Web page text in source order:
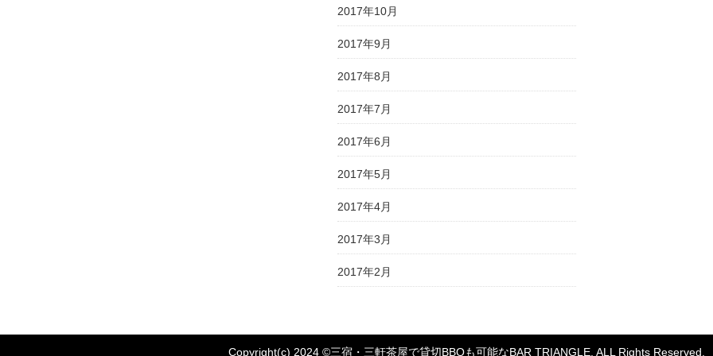
2017年10月
2017年9月
2017年8月
2017年7月
2017年6月
2017年5月
2017年4月
2017年3月
2017年2月
Copyright(c) 2024 ©三宿・三軒茶屋で貸切BBQも可能なBAR TRIANGLE . ALL Rights Reserved.